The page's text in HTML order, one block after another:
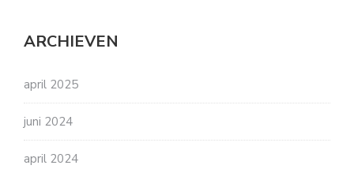
ARCHIEVEN
april 2025
juni 2024
april 2024